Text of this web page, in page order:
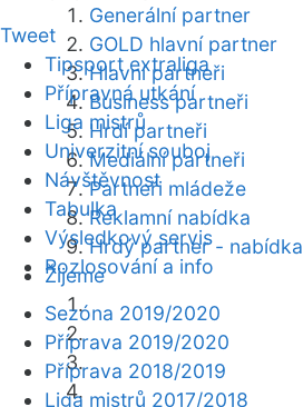
Generální partner
GOLD hlavní partner
Hlavní partneři
Business partneři
Hrdí partneři
Mediální partneři
Partneři mládeže
Reklamní nabídka
Hrdý partner - nabídka
Žijeme
Tweet
Tipsport extraliga
Přípravná utkání
Liga mistrů
Univerzitní souboj
Návštěvnost
Tabulka
Výsledkový servis
Rozlosování a info
Sezóna 2019/2020
Příprava 2019/2020
Příprava 2018/2019
Liga mistrů 2017/2018